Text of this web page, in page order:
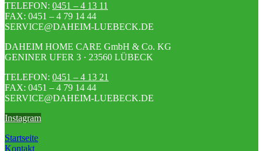
TELEFON: 0451 – 4 13 11
FAX: 0451 – 4 79 14 44
SERVICE@DAHEIM-LUEBECK.DE
DAHEIM HOME CARE GmbH & Co. KG
GENINER UFER 3 · 23560 LÜBECK
TELEFON: 0451 – 4 13 21
FAX: 0451 – 4 79 14 44
SERVICE@DAHEIM-LUEBECK.DE
Instagram
Startseite
Kontakt